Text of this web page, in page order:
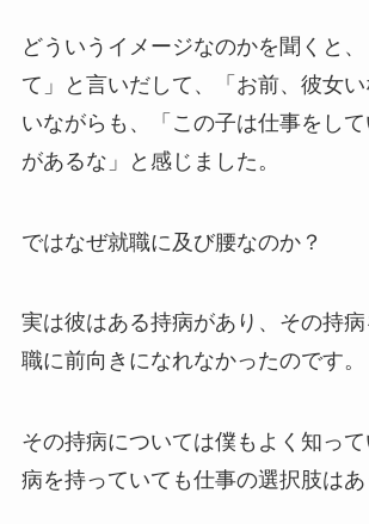
どういうイメージなのかを聞くと
て」と言いだして、「お前、彼女
いながらも、「この子は仕事をし
があるな」と感じました。
ではなぜ就職に及び腰なのか？
実は彼はある持病があり、その持
職に前向きになれなかったのです。
その持病については僕もよく知っ
病を持っていても仕事の選択肢はあ